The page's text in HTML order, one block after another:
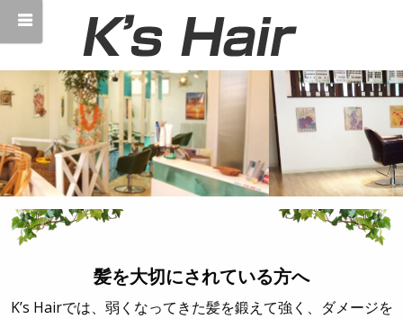
髪を大切にされている方へ
K’s Hairでは、弱くなってきた髪を鍛えて強く、ダメージを